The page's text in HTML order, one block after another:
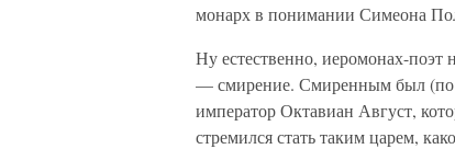
монарх в понимании Симеона
Ну естественно, иеромонах-поэт
— смирение. Смиренным был (по
император Октавиан Август,
стремился стать таким царем,